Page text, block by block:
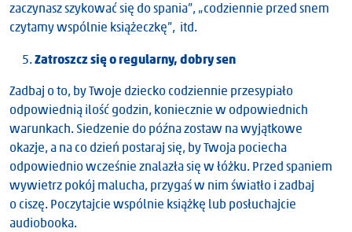
zaczynasz szykować się do spania”, „codziennie przed snem
czytamy wspólnie książeczkę”, itd.
Zatroszcz się o regularny, dobry sen
Zadbaj o to, by Twoje dziecko codziennie przesypiało
odpowiednią ilość godzin, koniecznie w odpowiednich
warunkach. Siedzenie do późna zostaw na wyjątkowe
okazje, a na co dzień postaraj się, by Twoja pociecha
odpowiednio wcześnie znalazła się w łóżku. Przed spaniem
wywietrz pokój malucha, przygaś w nim światło i zadbaj
o ciszę. Poczytajcie wspólnie książkę lub posłuchajcie
audiobooka.